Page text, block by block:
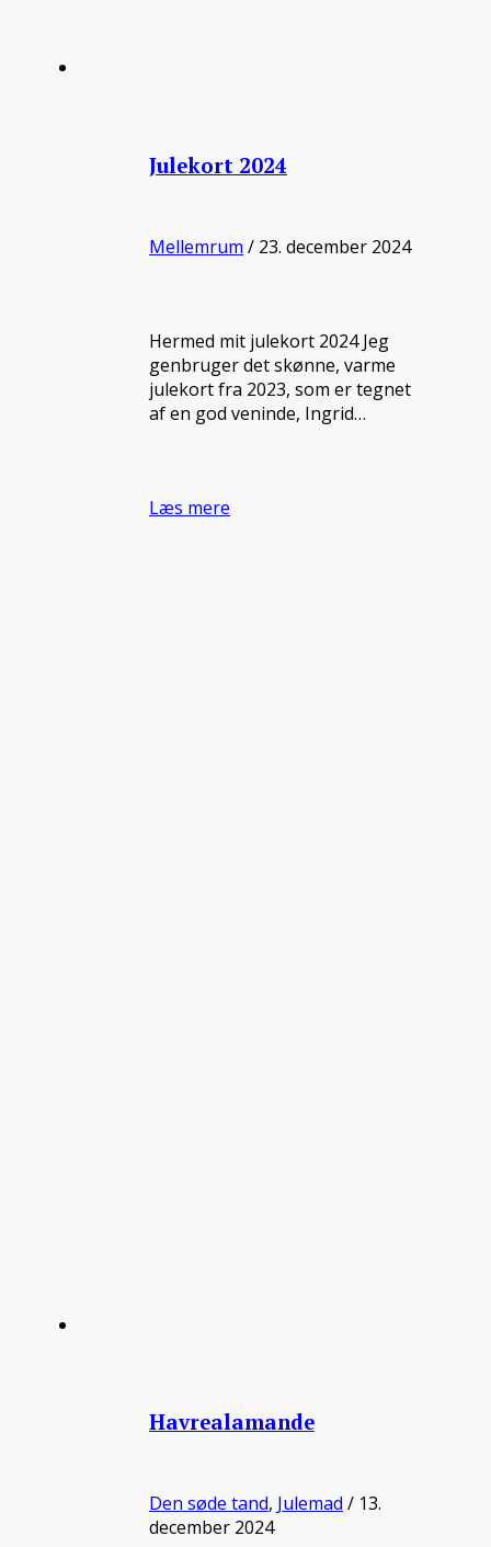
Julekort 2024
Mellemrum / 23. december 2024
Hermed mit julekort 2024 Jeg
genbruger det skønne, varme
julekort fra 2023, som er tegnet
af en god veninde, Ingrid…
Læs mere
Havrealamande
Den søde tand, Julemad / 13.
december 2024